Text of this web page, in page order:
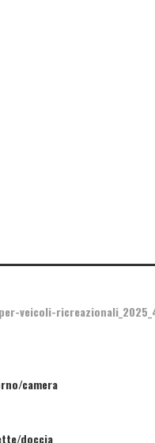
camera
doccia